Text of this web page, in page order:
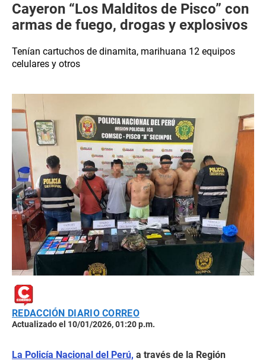
Cayeron “Los Malditos de Pisco” con
armas de fuego, drogas y explosivos
Tenían cartuchos de dinamita, marihuana 12 equipos
celulares y otros
REDACCIÓN DIARIO CORREO
Actualizado el 10/01/2026, 01:20 p.m.
La Policía Nacional del Perú, a través de la Región